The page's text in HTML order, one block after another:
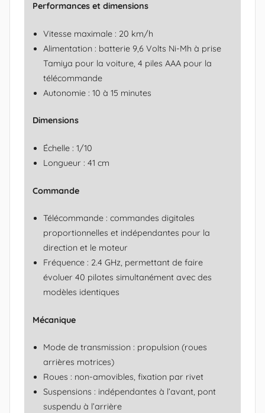
a
)
Performances et dimensions
Vitesse maximale : 20 km/h
Alimentation : batterie 9,6 Volts Ni-Mh à prise
Tamiya pour la voiture, 4 piles AAA pour la
télécommande
Autonomie : 10 à 15 minutes
Dimensions
Échelle : 1/10
Longueur : 41 cm
Commande
Télécommande : commandes digitales
proportionnelles et indépendantes pour la
direction et le moteur
Fréquence : 2.4 GHz, permettant de faire
évoluer 40 pilotes simultanément avec des
modèles identiques
Mécanique
Mode de transmission : propulsion (roues
arrières motrices)
Roues : non-amovibles, fixation par rivet
Suspensions : indépendantes à l’avant, pont
suspendu à l’arrière